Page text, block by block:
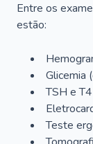
Entre os
estão:
Glicemia
TSH e
Teste